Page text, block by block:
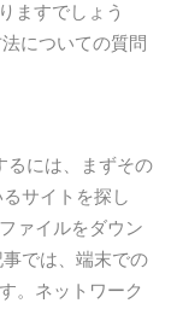
ますでしょう
についての質問
るには、まずその
サイトを探し
ァイルをダウン
では、端末での
。ネットワーク